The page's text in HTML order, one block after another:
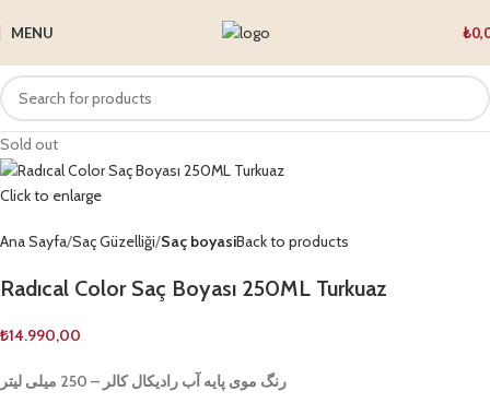
MENU ₺
Sold out
Click to enlarge
Ana Sayfa Saç Güzelliği Saç boyasiBack to products
Radıcal Color Saç Boyası 250ML Turkuaz
₺14.990,00
رنگ موی پایه آب رادیکال کالر – 250 میلی لیتر